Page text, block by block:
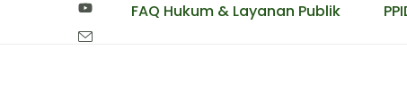
FAQ Hukum & Layanan Publik